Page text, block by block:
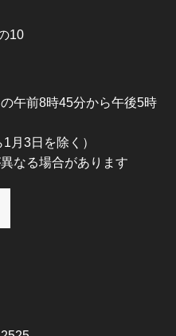
10
午前8時45分から午後5時
月3日を除く）
なる場合があります